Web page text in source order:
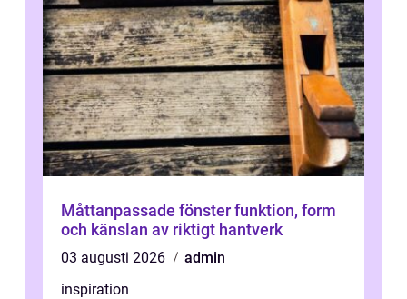
Måttanpassade fönster funktion, form
och känslan av riktigt hantverk
03 augusti 2026
admin
inspiration